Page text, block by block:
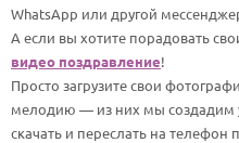
WhatsApp или другой
А если вы хотите порадовать
видео поздравление!
Просто загрузите свои
мелодию — из них мы создадим
скачать и переслать на телефон